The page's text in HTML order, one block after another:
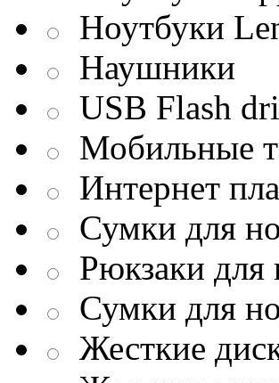
Ноутбуки
Наушники
USB Flash
Мобильные
Интернет
Сумки для
Рюкзаки для
Сумки для
Жесткие